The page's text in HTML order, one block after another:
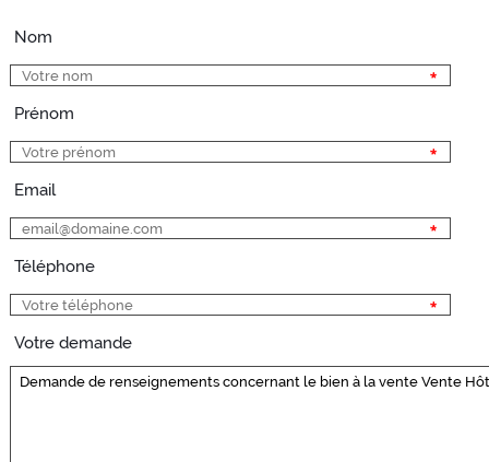
Nom
Prénom
Email
Téléphone
Votre demande